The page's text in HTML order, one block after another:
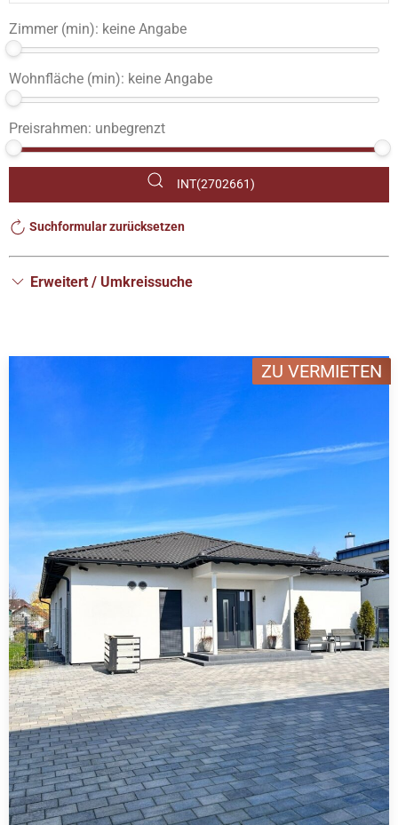
Zimmer (min): keine Angabe
Wohnfläche (min): keine Angabe
Preisrahmen: unbegrenzt
INT(2702661)
Suchformular zurücksetzen
Erweitert / Umkreissuche
ZU VERMIETEN